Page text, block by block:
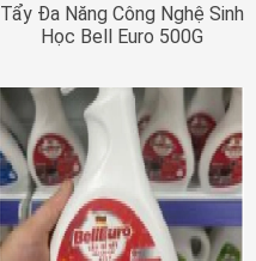
Tẩy Đa Năng Công Nghệ Sinh
Học Bell Euro 500G